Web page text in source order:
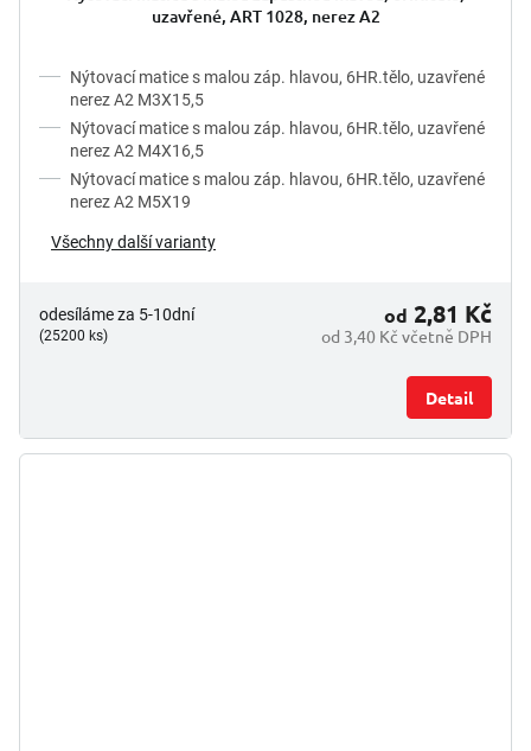
uzavřené, ART 1028, nerez A2
Nýtovací matice s malou záp. hlavou, 6HR.tělo, uzavřené
nerez A2 M3X15,5
Nýtovací matice s malou záp. hlavou, 6HR.tělo, uzavřené
nerez A2 M4X16,5
Nýtovací matice s malou záp. hlavou, 6HR.tělo, uzavřené
nerez A2 M5X19
Všechny další varianty
odesíláme za 5-10dní
(25200 ks) od 3,40 Kč včetně DPH
od 2,81 Kč
Detail